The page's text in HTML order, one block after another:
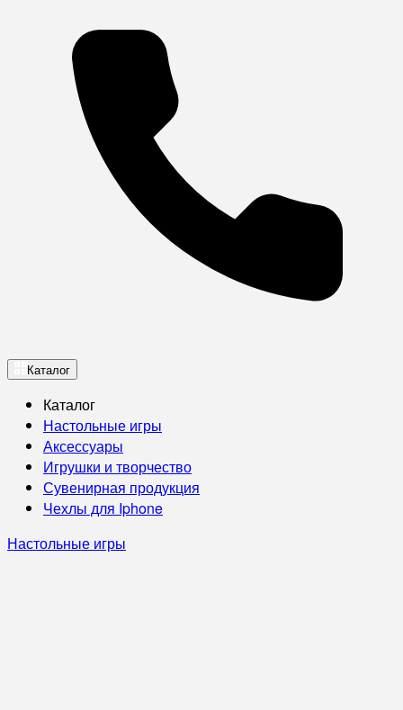
Каталог
Каталог
Настольные игры
Аксессуары
Игрушки и творчество
Сувенирная продукция
Чехлы для Iphone
Настольные игры